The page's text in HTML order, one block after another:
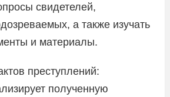
свидетелей,
а также изучать
и материалы.
преступлений:
полученную